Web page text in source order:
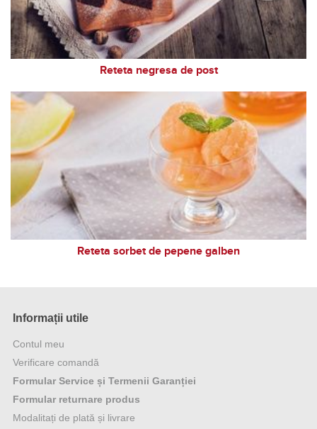
Reteta negresa de post
Reteta sorbet de pepene galben
Informații utile
Contul meu
Verificare comandă
Formular Service și Termenii Garanției
Formular returnare produs
Modalitați de plată și livrare